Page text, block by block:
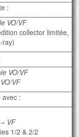
:
VO/VF
collector limitée,
ray)
VO/VF
VF
avec :
VF
1/2 & 2/2